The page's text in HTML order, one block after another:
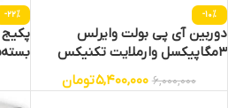
-10%
دوربین آی پی بولت وایرلس
3مگاپیکسل وارملایت تکنیکس
6,000,000
5,400,000تومان
-22%